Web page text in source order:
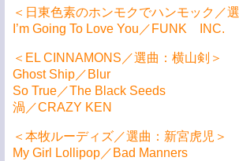
＜日東色素のホンモクでハンモック／
I’m Going To Love You／FUNK INC.
＜EL CINNAMONS／選曲：横山剣＞
Ghost Ship／Blur
So True／The Black Seeds
渦／CRAZY KEN
＜本牧ルーディズ／選曲：新宮虎児＞
My Girl Lollipop／Bad Manners